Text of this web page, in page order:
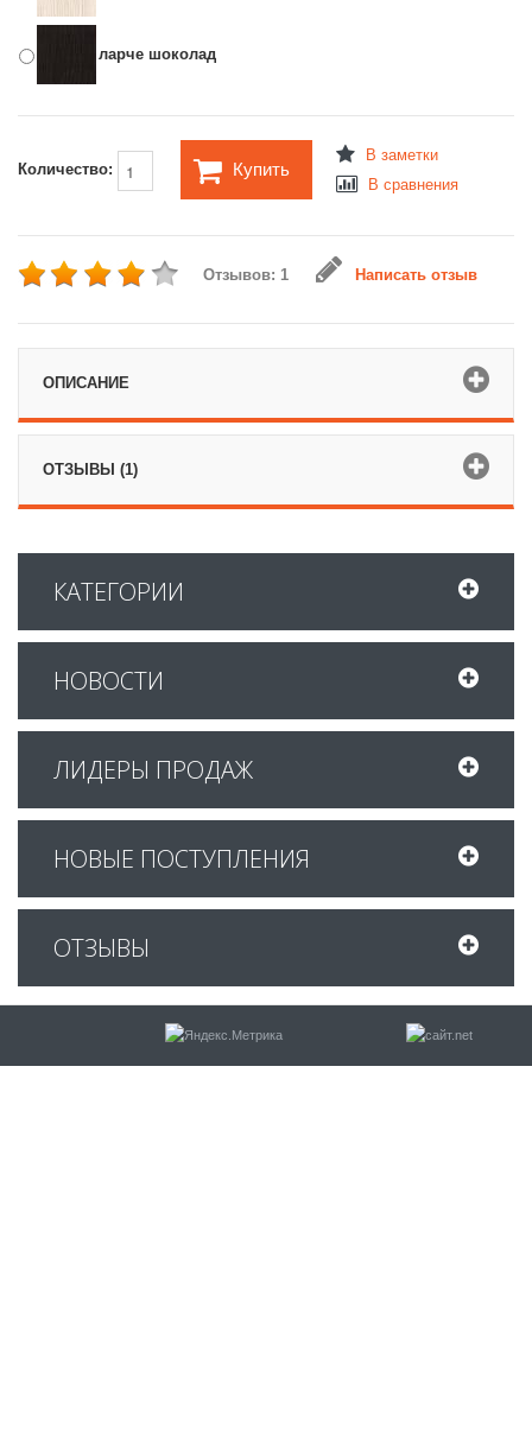
ларче шоколад
Количество: Купить
В заметки
В сравнения
Отзывов: 1 Написать отзыв
ОПИСАНИЕ
ОТЗЫВЫ (1)
КАТЕГОРИИ
НОВОСТИ
ЛИДЕРЫ ПРОДАЖ
НОВЫЕ ПОСТУПЛЕНИЯ
ОТЗЫВЫ